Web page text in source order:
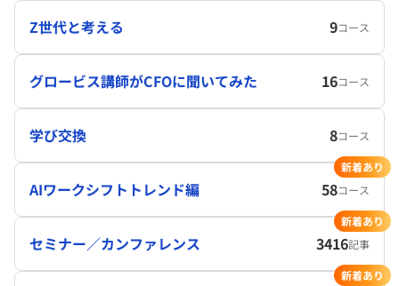
Z世代と考える 9コース
グロービス講師がCFOに聞いてみた 16コース
学び交換 8コース
AIワークシフトトレンド編 58コース
新着あり
セミナー／カンファレンス 3416記事
新着あり
新着あり